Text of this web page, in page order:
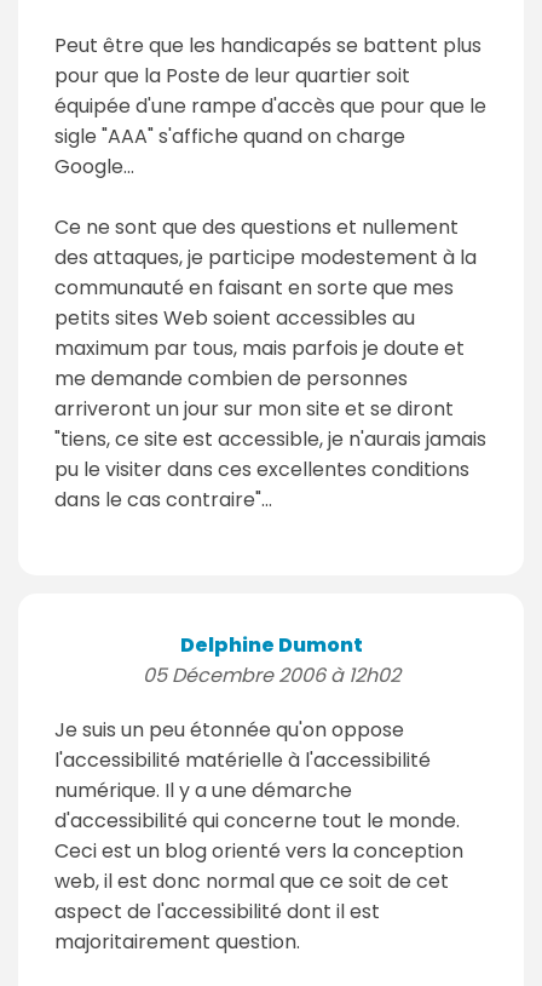
Peut être que les handicapés se battent plus
pour que la Poste de leur quartier soit
équipée d'une rampe d'accès que pour que le
sigle "AAA" s'affiche quand on charge
Google...
Ce ne sont que des questions et nullement
des attaques, je participe modestement à la
communauté en faisant en sorte que mes
petits sites Web soient accessibles au
maximum par tous, mais parfois je doute et
me demande combien de personnes
arriveront un jour sur mon site et se diront
"tiens, ce site est accessible, je n'aurais jamais
pu le visiter dans ces excellentes conditions
dans le cas contraire"...
Delphine Dumont
05 Décembre 2006 à 12h02
Je suis un peu étonnée qu'on oppose
l'accessibilité matérielle à l'accessibilité
numérique. Il y a une démarche
d'accessibilité qui concerne tout le monde.
Ceci est un blog orienté vers la conception
web, il est donc normal que ce soit de cet
aspect de l'accessibilité dont il est
majoritairement question.